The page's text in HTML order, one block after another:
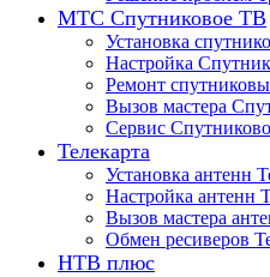
МТС Спутниковое ТВ
Установка
Настройка
Ремонт
Вызов мастера
Сервис
Телекарта
Установка антенн
Настройка антенн
Вызов мастера
Обмен ресиверов
НТВ плюс